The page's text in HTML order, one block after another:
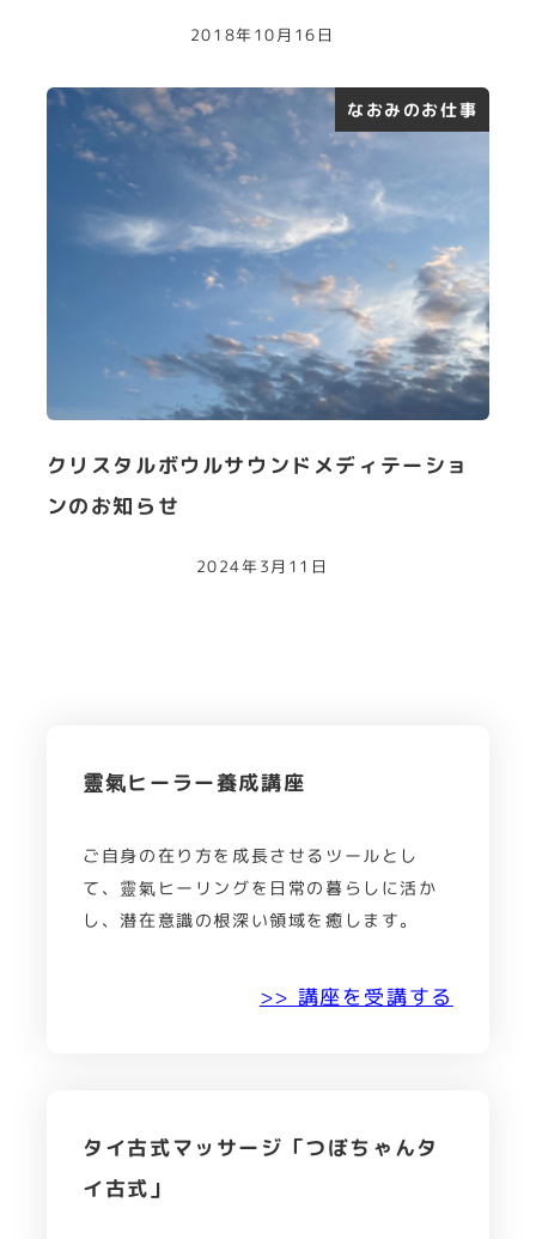
2018年10月16日
なおみのお仕事
クリスタルボウルサウンドメディテーショ
ンのお知らせ
2024年3月11日
靈氣ヒーラー養成講座
ご自身の在り方を成長させるツールとし
て、靈氣ヒーリングを日常の暮らしに活か
し、潜在意識の根深い領域を癒します。
>> 講座を受講する
タイ古式マッサージ「つぼちゃんタ
イ古式」